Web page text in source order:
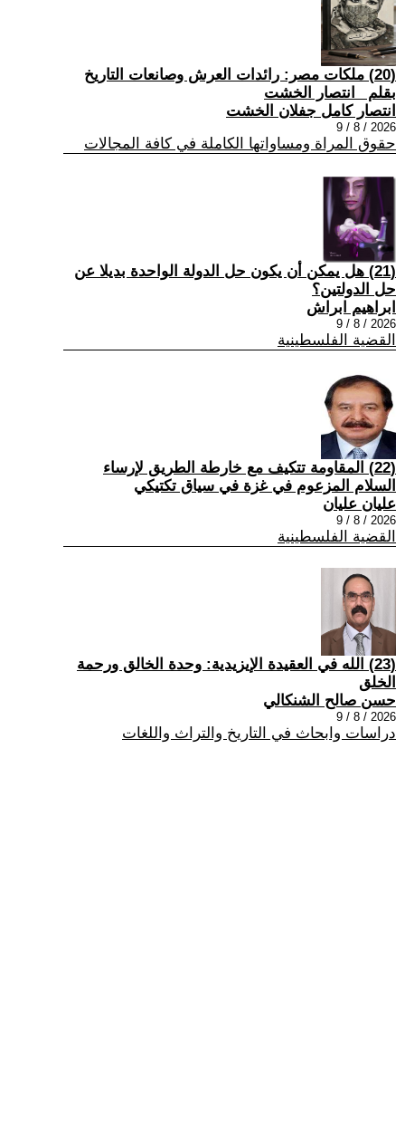
(20) ملكات مصر: رائدات العرش وصانعات التاريخ
بقلم _انتصار الخشت
انتصار كامل جفلان الخشت
2026 / 8 / 9
حقوق المراة ومساواتها الكاملة في كافة المجالات
(21) هل يمكن أن يكون حل الدولة الواحدة بديلا عن
حل الدولتين؟
ابراهيم ابراش
2026 / 8 / 9
القضية الفلسطينية
(22) المقاومة تتكيف مع خارطة الطريق لإرساء
السلام المزعوم في غزة في سياق تكتيكي
عليان عليان
2026 / 8 / 9
القضية الفلسطينية
(23) الله في العقيدة الإيزيدية: وحدة الخالق ورحمة
الخلق
حسن صالح الشنكالي
2026 / 8 / 9
دراسات وابحاث في التاريخ والتراث واللغات